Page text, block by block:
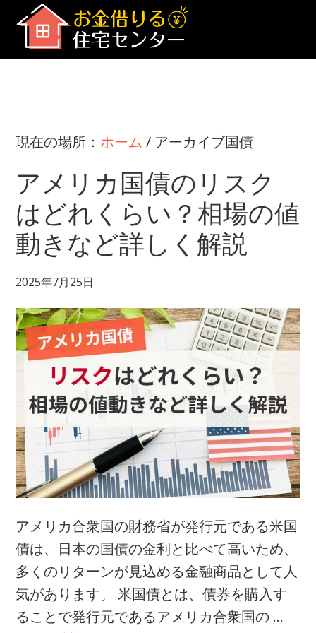
Skip
main
お
る
住
セ
ン
タ
ー
│
っ
賢
く
資
産
用
す
る
情
報
現在の場所： ホーム / アーカイブ国債
アメリカ国債のリスク
はどれくらい？相場の値
動きなど詳しく解説
2025年7月25日
アメリカ合衆国の財務省が発行元である米国
債は、日本の国債の金利と比べて高いため、
多くのリターンが見込める金融商品として人
気があります。 米国債とは、債券を購入す
ることで発行元であるアメリカ合衆国の …